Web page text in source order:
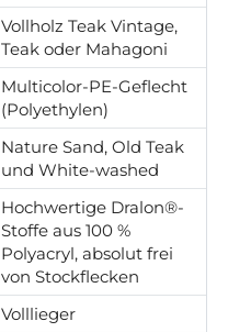
Vollholz Teak Vintage,
Teak oder Mahagoni
Multicolor-PE-Geflecht
(Polyethylen)
Nature Sand, Old Teak
und White-washed
Hochwertige Dralon®-
Stoffe aus 100 %
Polyacryl, absolut frei
von Stockflecken
Volllieger